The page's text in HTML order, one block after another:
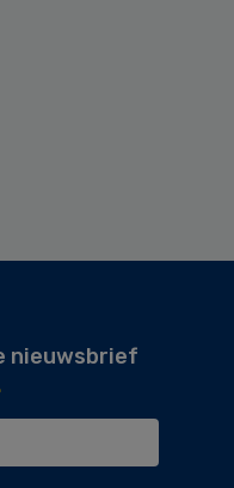
nieuwsbrief